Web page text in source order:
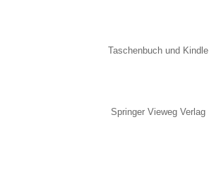
Taschenbuch und Kindle
Springer Vieweg Verlag